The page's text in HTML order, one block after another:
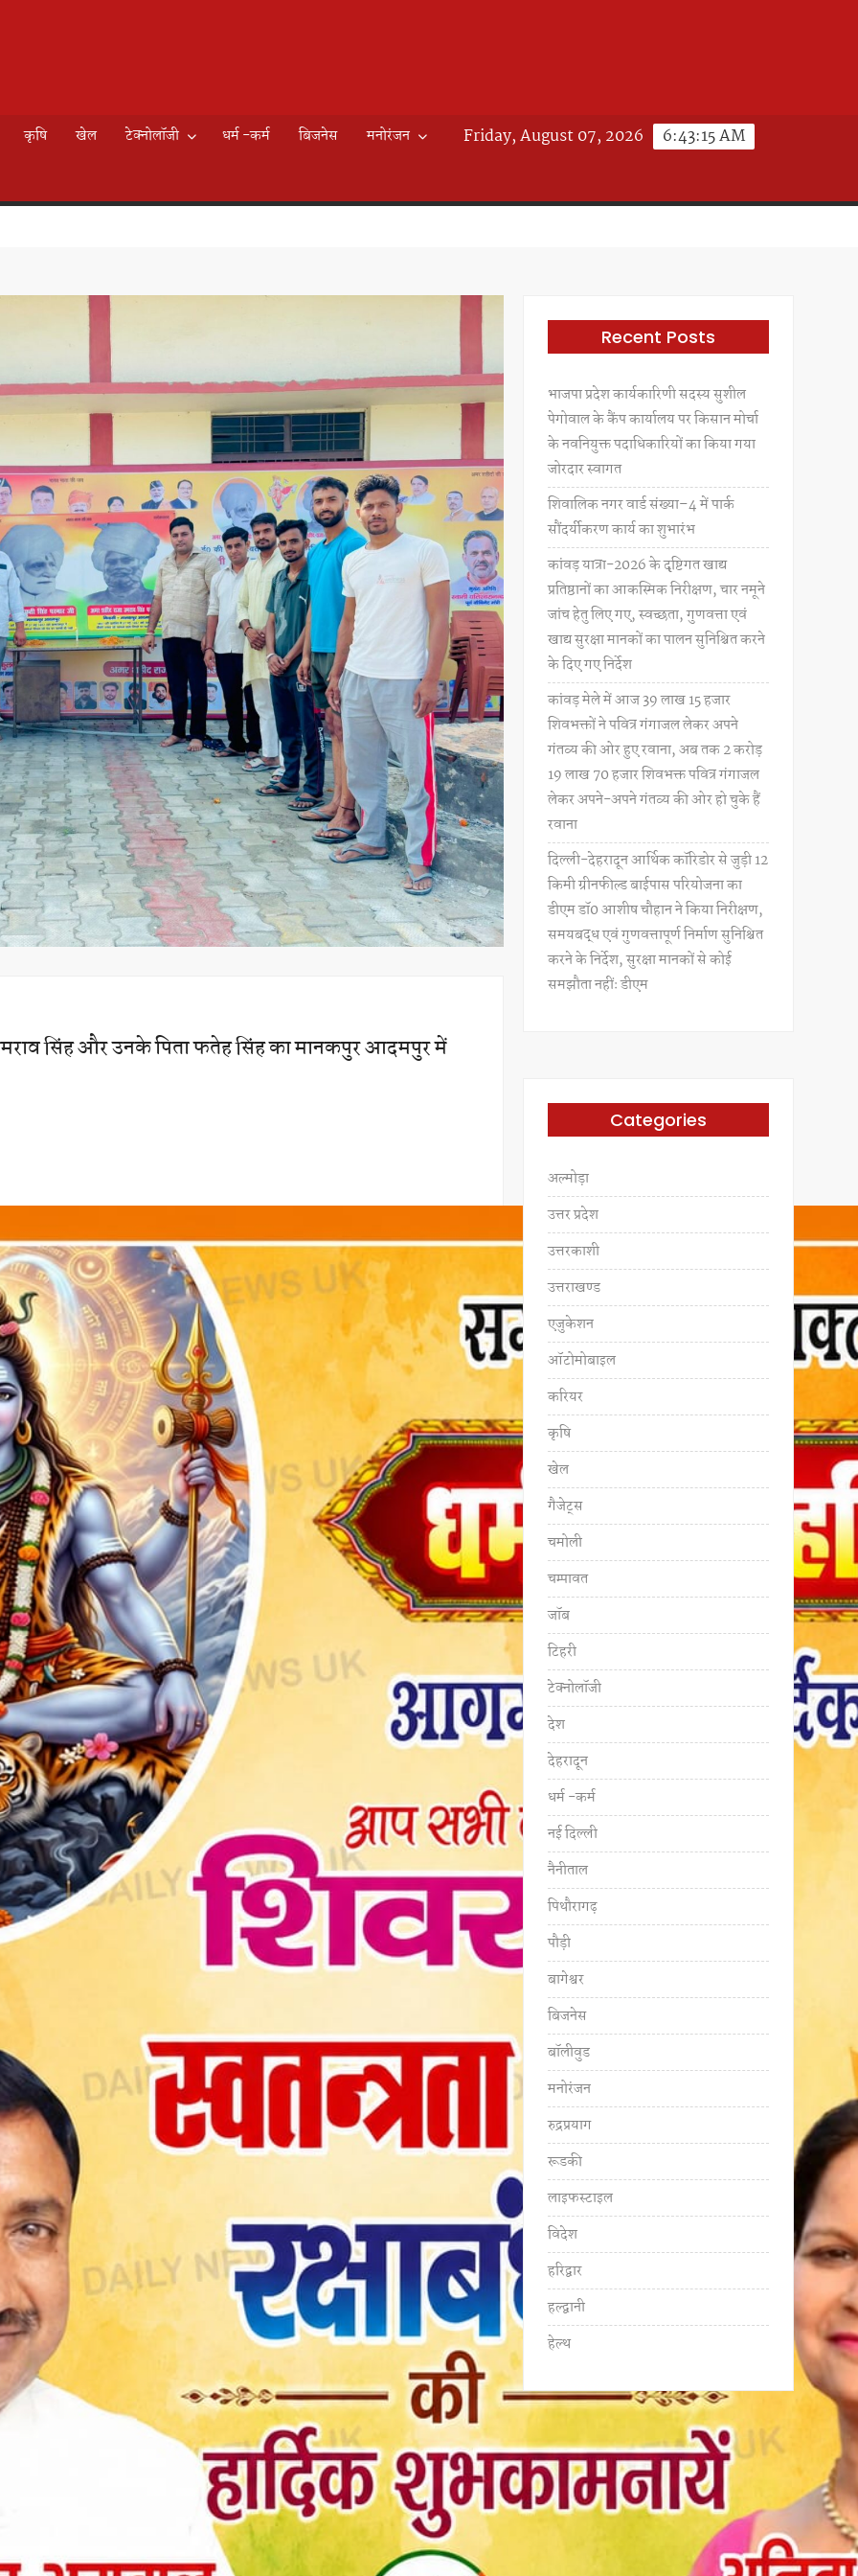
कृषि खेल टेक्नोलॉजी धर्म -कर्म बिजनेस
मनोरंजन
6:43:18 AM
Friday, August 07, 2026
सिंह और उनके पिता फतेह सिंह का मानकपुर आदमपुर में
Recent Posts
भाजपा प्रदेश कार्यकारिणी सदस्य सुशील
पेगोवाल के कैंप कार्यालय पर किसान मोर्चा
के नवनियुक्त पदाधिकारियों का किया गया
जोरदार स्वागत
शिवालिक नगर वार्ड संख्या–4 में पार्क
सौंदर्यीकरण कार्य का शुभारंभ
कांवड़ यात्रा-2026 के दृष्टिगत खाद्य
प्रतिष्ठानों का आकस्मिक निरीक्षण, चार नमूने
जांच हेतु लिए गए, स्वच्छता, गुणवत्ता एवं
खाद्य सुरक्षा मानकों का पालन सुनिश्चित करने
के दिए गए निर्देश
कांवड़ मेले में आज 39 लाख 15 हजार
शिवभक्तों ने पवित्र गंगाजल लेकर अपने
गंतव्य की ओर हुए रवाना, अब तक 2 करोड़
19 लाख 70 हजार शिवभक्त पवित्र गंगाजल
लेकर अपने-अपने गंतव्य की ओर हो चुके हैं
रवाना
दिल्ली-देहरादून आर्थिक कॉरिडोर से जुड़ी 12
किमी ग्रीनफील्ड बाईपास परियोजना का
डीएम डॉ0 आशीष चौहान ने किया निरीक्षण,
समयबद्ध एवं गुणवत्तापूर्ण निर्माण सुनिश्चित
करने के निर्देश, सुरक्षा मानकों से कोई
समझौता नहींः डीएम
Categories
अल्मोड़ा
उत्तर प्रदेश
उत्तरकाशी
उत्तराखण्ड
एजुकेशन
ऑटोमोबाइल
करियर
कृषि
खेल
गैजेट्स
चमोली
चम्पावत
जॉब
टिहरी
टेक्नोलॉजी
देश
देहरादून
धर्म -कर्म
नई दिल्ली
नैनीताल
पिथौरागढ़
पौड़ी
बागेश्वर
बिजनेस
बॉलीवुड
मनोरंजन
रुद्रप्रयाग
रूडकी
लाइफस्टाइल
विदेश
हरिद्वार
हल्द्वानी
हेल्थ